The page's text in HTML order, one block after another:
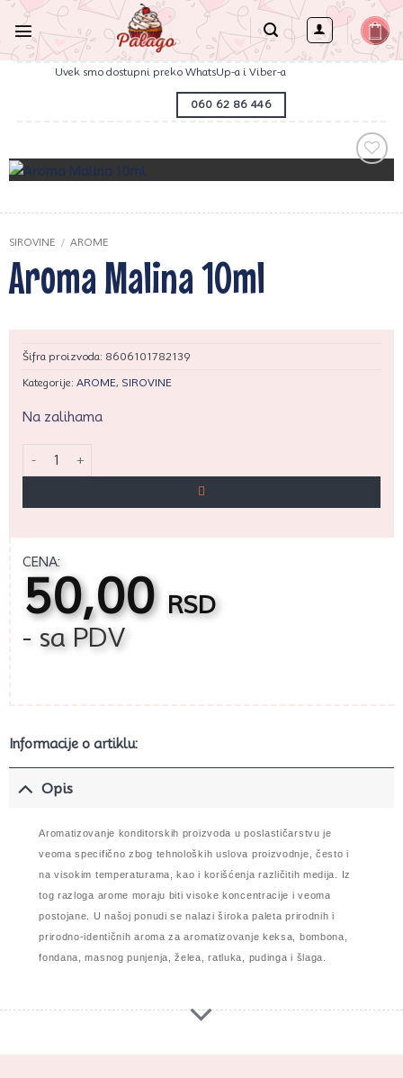
Preskoči
sadržaj
Uvek smo dostupni preko WhatsUp-a i Viber-a
060 62 86 446
Zaprati
SIROVINE / AROME
Aroma Malina 10ml
Šifra proizvoda: 8606101782139
Kategorije: AROME, SIROVINE
Na zalihama
CENA:
50,00 RSD
- sa PDV
Informacije o artiklu:
Opis
Aromatizovanje konditorskih proizvoda u poslastičarstvu je
veoma specifično zbog tehnoloških uslova proizvodnje, često i
na visokim temperaturama, kao i korišćenja različitih medija. Iz
tog razloga arome moraju biti visoke koncentracije i veoma
postojane. U našoj ponudi se nalazi široka paleta prirodnih i
prirodno-identičnih aroma za aromatizovanje keksa, bombona,
fondana, masnog punjenja, želea, ratluka, pudinga i šlaga.